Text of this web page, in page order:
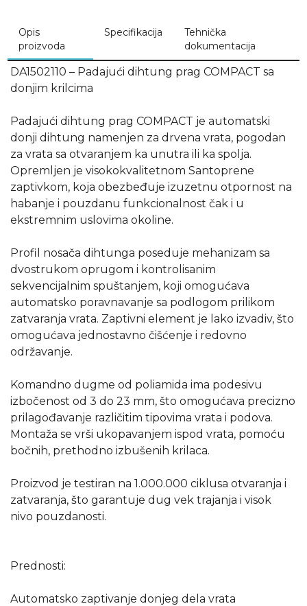
Opis
proizvoda
Specifikacija
Tehnička
dokumentacija
DA1502110 – Padajući dihtung prag COMPACT sa
donjim krilcima
Padajući dihtung prag COMPACT je automatski
donji dihtung namenjen za drvena vrata, pogodan
za vrata sa otvaranjem ka unutra ili ka spolja.
Opremljen je visokokvalitetnom Santoprene
zaptivkom, koja obezbeđuje izuzetnu otpornost na
habanje i pouzdanu funkcionalnost čak i u
ekstremnim uslovima okoline.
Profil nosača dihtunga poseduje mehanizam sa
dvostrukom oprugom i kontrolisanim
sekvencijalnim spuštanjem, koji omogućava
automatsko poravnavanje sa podlogom prilikom
zatvaranja vrata. Zaptivni element je lako izvadiv, što
omogućava jednostavno čišćenje i redovno
održavanje.
Komandno dugme od poliamida ima podesivu
izbočenost od 3 do 23 mm, što omogućava precizno
prilagođavanje različitim tipovima vrata i podova.
Montaža se vrši ukopavanjem ispod vrata, pomoću
bočnih, prethodno izbušenih krilaca.
Proizvod je testiran na 1.000.000 ciklusa otvaranja i
zatvaranja, što garantuje dug vek trajanja i visok
nivo pouzdanosti.
Prednosti:
Automatsko zaptivanje donjeg dela vrata